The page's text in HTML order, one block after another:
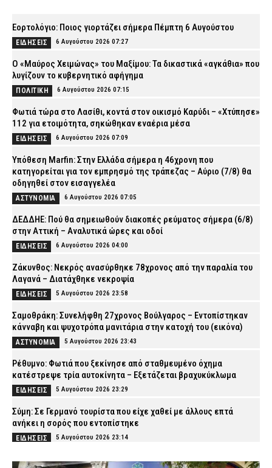
Εορτολόγιο: Ποιος γιορτάζει σήμερα Πέμπτη 6 Αυγούστου
ΕΙΔΗΣΕΙΣ 6 Αυγούστου 2026 07:27
Ο «Μαύρος Χειμώνας» του Μαξίμου: Τα δικαστικά «αγκάθια» που
λυγίζουν το κυβερνητικό αφήγημα
ΠΟΛΙΤΙΚΗ 6 Αυγούστου 2026 07:15
Φωτιά τώρα στο Λασίθι, κοντά στον οικισμό Καρύδι – «Χτύπησε»
112 για ετοιμότητα, σηκώθηκαν εναέρια μέσα
ΕΙΔΗΣΕΙΣ 6 Αυγούστου 2026 07:09
Υπόθεση Marfin: Στην Ελλάδα σήμερα η 46χρονη που
κατηγορείται για τον εμπρησμό της τράπεζας – Αύριο (7/8) θα
οδηγηθεί στον εισαγγελέα
ΑΣΤΥΝΟΜΙΑ 6 Αυγούστου 2026 07:05
ΔΕΔΔΗΕ: Πού θα σημειωθούν διακοπές ρεύματος σήμερα (6/8)
στην Αττική – Αναλυτικά ώρες και οδοί
ΕΙΔΗΣΕΙΣ 6 Αυγούστου 2026 04:00
Ζάκυνθος: Νεκρός ανασύρθηκε 78χρονος από την παραλία του
Λαγανά – Διατάχθηκε νεκροψία
ΕΙΔΗΣΕΙΣ 5 Αυγούστου 2026 23:58
Σαμοθράκη: Συνελήφθη 27χρονος Βούλγαρος – Εντοπίστηκαν
κάνναβη και ψυχοτρόπα μανιτάρια στην κατοχή του (εικόνα)
ΑΣΤΥΝΟΜΙΑ 5 Αυγούστου 2026 23:43
Ρέθυμνο: Φωτιά που ξεκίνησε από σταθμευμένο όχημα
κατέστρεψε τρία αυτοκίνητα – Εξετάζεται βραχυκύκλωμα
ΕΙΔΗΣΕΙΣ 5 Αυγούστου 2026 23:29
Σύμη: Σε Γερμανό τουρίστα που είχε χαθεί με άλλους επτά
ανήκει η σορός που εντοπίστηκε
ΕΙΔΗΣΕΙΣ 5 Αυγούστου 2026 23:14
Βόλος: Φωτιά ξέσπασε στα Αϊβαλιώτικα – Ισχυρές